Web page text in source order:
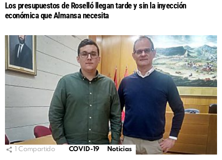
Los presupuestos de Roselló llegan tarde y sin la inyección
económica que Almansa necesita
Compartido COVID-19 Noticias